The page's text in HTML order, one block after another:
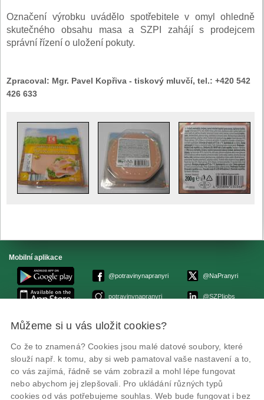
Označení výrobku uvádělo spotřebitele v omyl ohledně
skutečného obsahu masa a SZPI zahájí s prodejcem
správní řízení o uložení pokuty.
Zpracoval: Mgr. Pavel Kopřiva - tiskový mluvčí, tel.: +420 542
426 633
Mobilní aplikace
@potravinynapranyri
potravinynapranyri
@NaPranyri
@SZPIjobs
© Státní zemědělská a potravinářská inspekce 2026.
ID datové schránky: avraiqg
IČO: 75014149, DIČ: CZ75014149
Prohlášení o přístupnosti|Zásady ochrany soukromí
Můžeme si u vás uložit cookies?
Co že to znamená? Cookies jsou malé datové soubory, které
slouží např. k tomu, aby si web pamatoval vaše nastavení a to,
co vás zajímá, řádně se vám zobrazil a mohl lépe fungovat
nebo abychom jej zlepšovali. Pro ukládání různých typů
cookies od vás potřebujeme souhlas. Web bude fungovat i bez